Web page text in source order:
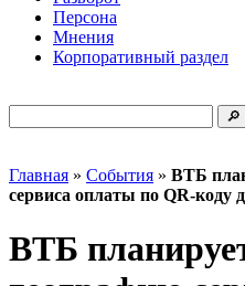
Персона
Мнения
Корпоративный раздел
Главная » События » ВТБ
сервиса оплаты по QR-коду
ВТБ